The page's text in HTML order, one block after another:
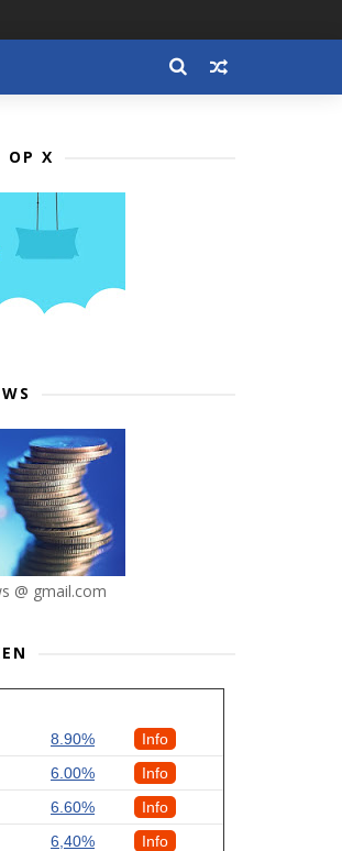
OP X
@ gmail.com
8.90%
Info
6.00%
Info
6.60%
Info
6,40%
Info